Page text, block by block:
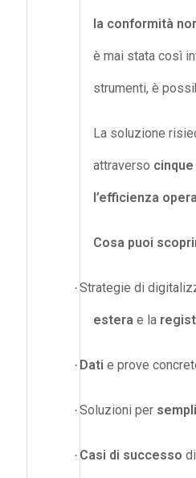
la conformità
è mai stata così
strumenti, è
La soluzione
attraverso
l’efficienza
Cosa puoi
·Strategie di
estera e la
· Dati e prove
·Soluzioni per
· Casi di successo